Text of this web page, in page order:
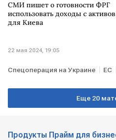
СМИ пишет о готовности ФРГ
использовать доходы с
для Киева
22 мая 2024, 19:05
Спецоперация на Украине ЕС
Еще 20
Продукты Прайм для